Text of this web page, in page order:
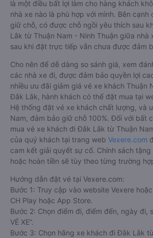
là một điều bất lợi làm cho hàng khách
nhà xe nào là phù hợp với mình. Bên cạnh
giữ chỗ, có được chỗ ngồi yêu thích sau
Lắk từ Thuận Nam - Ninh Thuận giữa nhà
sau khi đặt trực tiếp vẫn chưa được đảm
Cho nên để dễ dàng so sánh giá, xem
các nhà xe đi, được đảm bảo quyền lợi
nhiều ưu đãi giảm giá vé xe khách Thuận
Đắk Lắk, hành khách có thể đặt mua tại
Hệ thống đặt vé xe khách chất lượng, và
Nam, đảm bảo giữ chỗ 100%. Đối với bất
mua vé xe khách đi Đắk Lắk từ Thuận
của quý khách tại trang web Vexere.com
cam kết giải quyết sự cố. Chính sách
hoặc hoàn tiền sẽ tùy theo từng trường
Hướng dẫn đặt vé tại Vexere.com:
Bước 1: Truy cập vào website Vexere
CH Play hoặc App Store.
Bước 2: Chọn điểm đi, điểm đến, ngày đi,
VÉ XE”.
Bước 3: Chọn hãng xe khách đi Đắk Lắk